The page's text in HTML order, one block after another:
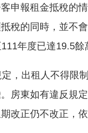
申報租金抵稅的
稅的同時，並不
年度已達19.5餘
，出租人不得限
房東如有違反規
改正仍不改正，